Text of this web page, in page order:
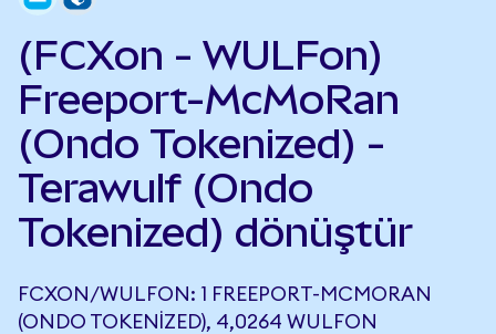
(FCXon - WULFon)
Freeport-McMoRan
(Ondo Tokenized) -
Terawulf (Ondo
Tokenized) dönüştür
FCXON/WULFON: 1 FREEPORT-MCMORAN
(ONDO TOKENIZED), 4,0264 WULFON